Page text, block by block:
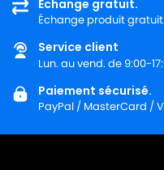
SOTECO
SOTECO
SOTECO
SOTECO
SOTECO
SOTECO
SOTECO
SOTECO RN
Échange gratuit.
Échange produit gratuit.
Service client
Lun. au vend. de 9:00-
Paiement sécurisé.
PayPal / MasterCard /